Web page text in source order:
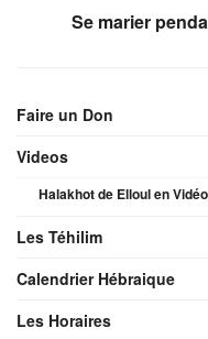
Se marier
Faire un Don
Videos
Halakhot de Elloul en Vidéo
Les Téhilim
Calendrier Hébraique
Les Horaires